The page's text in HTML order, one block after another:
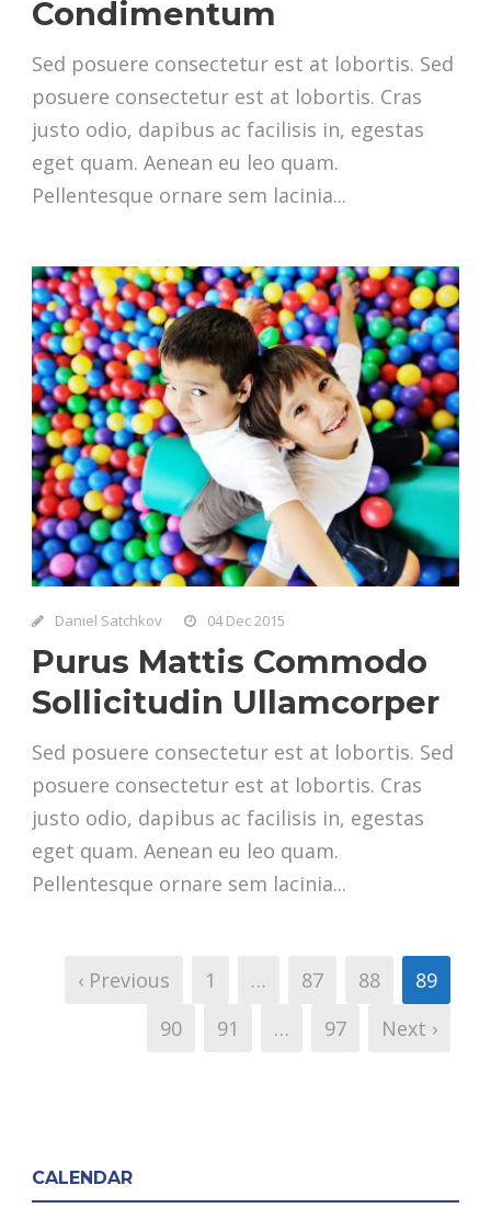
Condimentum
Sed posuere consectetur est at lobortis. Sed
posuere consectetur est at lobortis. Cras
justo odio, dapibus ac facilisis in, egestas
eget quam. Aenean eu leo quam.
Pellentesque ornare sem lacinia...
Daniel Satchkov 04 Dec 2015
Purus Mattis Commodo
Sollicitudin Ullamcorper
Sed posuere consectetur est at lobortis. Sed
posuere consectetur est at lobortis. Cras
justo odio, dapibus ac facilisis in, egestas
eget quam. Aenean eu leo quam.
Pellentesque ornare sem lacinia...
‹ Previous 1 … 87 88
89
90
91 … 97 Next ›
CALENDAR